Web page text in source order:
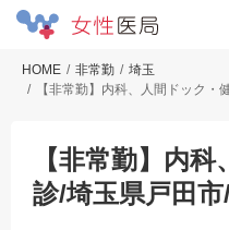
HOME 非常勤
埼玉
【非常勤】内科、人間ドック・
【非常勤】内
診/埼玉県戸田